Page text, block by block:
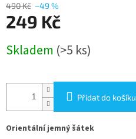
490 Kč –49 %
249 Kč
cena:
Skladem (>5 ks)
Přidat do košíku
Orientální jemný šátek